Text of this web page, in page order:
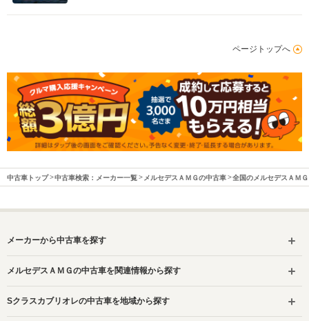
ページトップへ
中古車トップ 中古車検索：メーカー一覧 メルセデスＡＭＧの中古車 全国のメルセデスＡＭＧ
メーカーから中古車を探す
メルセデスＡＭＧの中古車を関連情報から探す
Sクラスカブリオレの中古車を地域から探す